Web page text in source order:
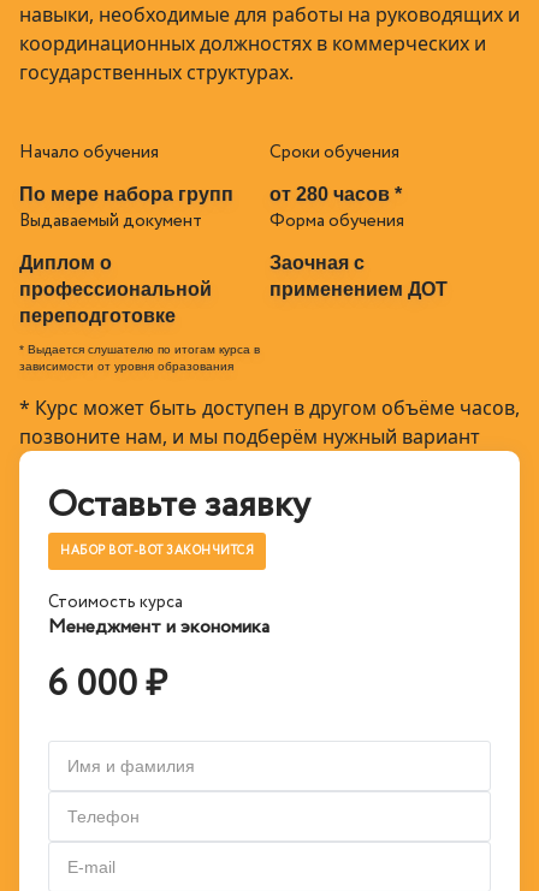
навыки, необходимые для работы на руководящих и
координационных должностях в коммерческих и
государственных структурах.
Начало обучения
По мере набора групп
Сроки обучения
от 280 часов *
Форма обучения
Заочная с
применением ДОТ
Выдаваемый документ
Диплом о
профессиональной
переподготовке
* Выдается слушателю по итогам курса в
зависимости от уровня образования
* Курс может быть доступен в другом объёме часов,
позвоните нам, и мы подберём нужный вариант
Оставьте заявку
НАБОР ВОТ-ВОТ ЗАКОНЧИТСЯ
Стоимость курса
Менеджмент и экономика
6 000 ₽
Имя и фамилия
Телефон
E-mail